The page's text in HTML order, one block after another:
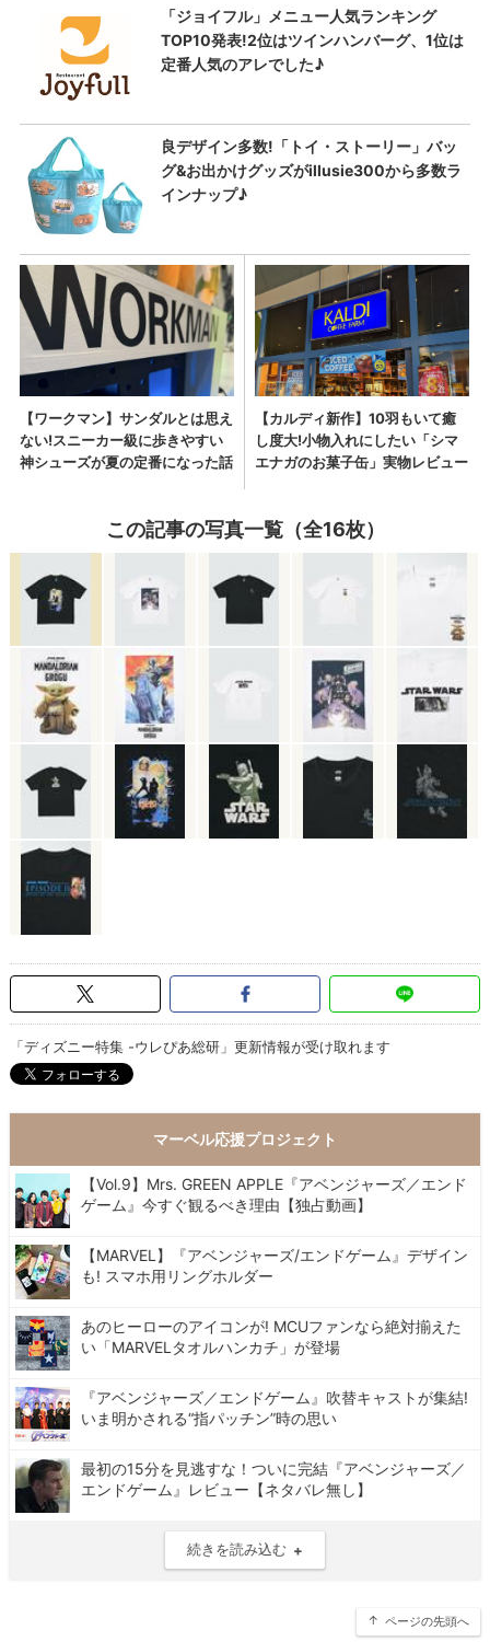
この記事の写真一覧（全16枚）
「ディズニー特集 -ウレぴあ総研」更新情報が受け取れます
マーベル応援プロジェクト
【Vol.9】Mrs. GREEN APPLE『アベンジャーズ／エンド
ゲーム』今すぐ観るべき理由【独占動画】
【MARVEL】『アベンジャーズ/エンドゲーム』デザイン
も! スマホ用リングホルダー
あのヒーローのアイコンが! MCUファンなら絶対揃えた
い「MARVELタオルハンカチ」が登場
『アベンジャーズ／エンドゲーム』吹替キャストが集結!
いま明かされる“指パッチン”時の思い
最初の15分を見逃すな！ついに完結『アベンジャーズ／
エンドゲーム』レビュー【ネタバレ無し】
続きを読み込む
ページの先頭へ